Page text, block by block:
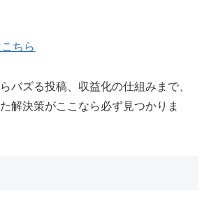
ちら
バズる投稿、収益化の仕組みまで、
解決策がここなら必ず見つかりま